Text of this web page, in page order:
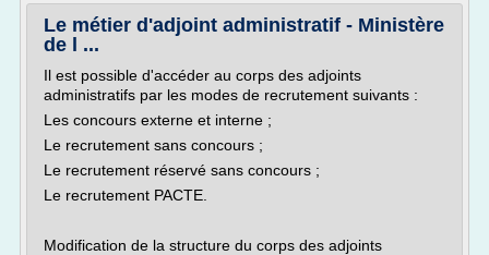
Le métier d'adjoint administratif - Ministère
de l ...
Il est possible d'accéder au corps des adjoints
administratifs par les modes de recrutement suivants :
Les concours externe et interne ;
Le recrutement sans concours ;
Le recrutement réservé sans concours ;
Le recrutement PACTE.
Modification de la structure du corps des adjoints